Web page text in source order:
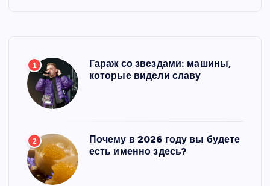
1
Гараж со звездами: машины,
которые видели славу
2
Почему в 2026 году вы будете
есть именно здесь?